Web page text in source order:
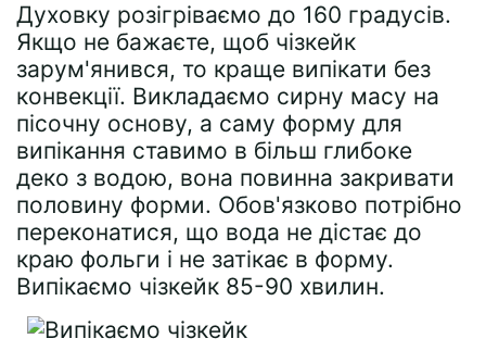
Духовку розігріваємо до 160 градусів.
Якщо не бажаєте, щоб чізкейк
зарум'янився, то краще випікати без
конвекції. Викладаємо сирну масу на
пісочну основу, а саму форму для
випікання ставимо в більш глибоке
деко з водою, вона повинна закривати
половину форми. Обов'язково потрібно
переконатися, що вода не дістає до
краю фольги і не затікає в форму.
Випікаємо чізкейк 85-90 хвилин.